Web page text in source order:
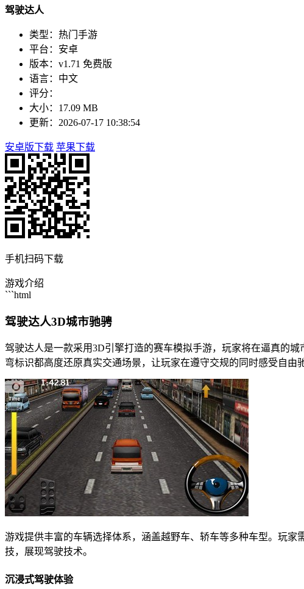
驾驶达人
类型：热门手游
平台：安卓
版本：v1.71 免费版
语言：中文
评分：
大小：17.09 MB
更新：2026-07-17 10:38:54
安卓版下载 苹果下载
手机扫码下载
游戏介绍
```html
驾驶达人3D城市驰骋
驾驶达人是一款采用3D引擎打造的赛车模拟手游，玩家将在逼真的
弯标识都高度还原真实交通场景，让玩家在遵守交规的同时感受自由
游戏提供丰富的车辆选择体系，涵盖越野车、轿车等多种车型。玩
技，展现驾驶技术。
沉浸式驾驶体验